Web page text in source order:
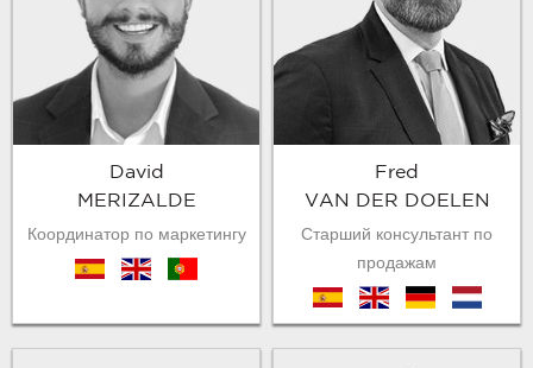
David
MERIZALDE
Координатор по маркетингу
es en pt
Fred
VAN DER DOELEN
Старший консультант по
продажам
es en de nl